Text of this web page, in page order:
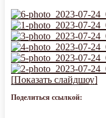
[Показать слайдшоу]
Поделиться ссылкой: